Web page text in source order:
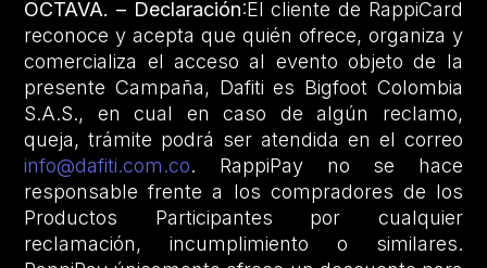
OCTAVA. – Declaración:El cliente de RappiCard
reconoce y acepta que quién ofrece, organiza y
comercializa el acceso al evento objeto de la
presente Campaña, Dafiti es Bigfoot Colombia
S.A.S., en cual en caso de algún reclamo,
queja, trámite podrá ser atendida en el correo
info@dafiti.com.co. RappiPay no se hace
responsable frente a los compradores de los
Productos Participantes por cualquier
reclamación, incumplimiento o similares.